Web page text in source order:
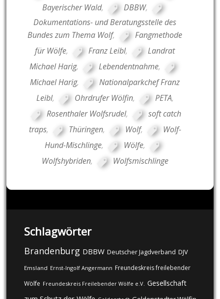
Bayerischer Wald, DBBW,
Dokumentations- und Beratungsstelle des
Bundes zum Thema Wolf,
Fangmethode
für Wölfe, Franz Leibl,
Landrat
Michael Harig, Lebendentnahme,
Michael Harig,
Nationalparkchef Franz
Leibl, Ohrdrufer Wölfin, PETA,
Rosenthaler Wolfsrudel,
soft catch
traps, Thüringen, Wolf,
Wolf-
Hund-Mischlinge, Wölfe,
Wolfshybriden, Wolfsmischlinge
Schlagwörter
Brandenburg DBBW Deutscher Jagdverband DJV
Emsland Ernst-Ingolf Angermann Freundeskreis freilebender
Wölfe Freundeskreis Freilebender Wölfe e.V. Gesellschaft